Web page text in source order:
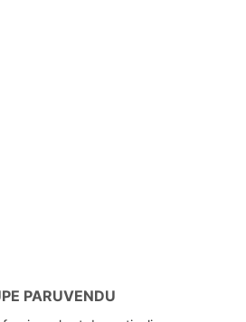
PARUVENDU